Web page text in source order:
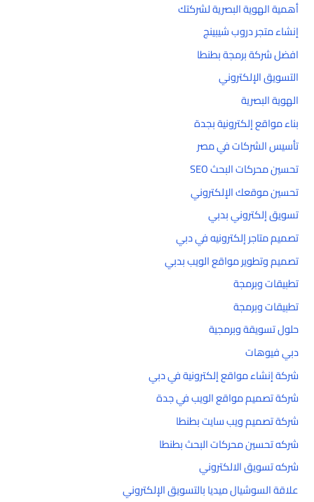
أهمية الهوية البصرية لشركتك
إنشاء متجر دروب شيبينج
افضل شركة برمجة بطنطا
التسويق الإلكتروني
الهوية البصرية
بناء مواقع إلكترونية بجدة
تأسيس الشركات في مصر
تحسين محركات البحث SEO
تحسين موقعك الإلكتروني
تسويق إلكتروني بدبي
تصميم متاجر إلكترونيه في دبي
تصميم وتطوير مواقع الويب بدبي
تطبيقات وبرمجة
تطبيقات وبرمجة
حلول تسويقة وبرمجية
دبي فيوهات
شركة إنشاء مواقع إلكترونية في دبي
شركة تصميم مواقع الويب في جدة
شركة تصميم ويب سايت بطنطا
شركه تحسين محركات البحث بطنطا
شركه تسويق الالكتروني
علاقة السوشيال ميديا بالتسويق الإلكتروني